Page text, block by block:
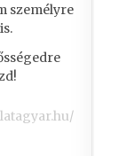
személyre